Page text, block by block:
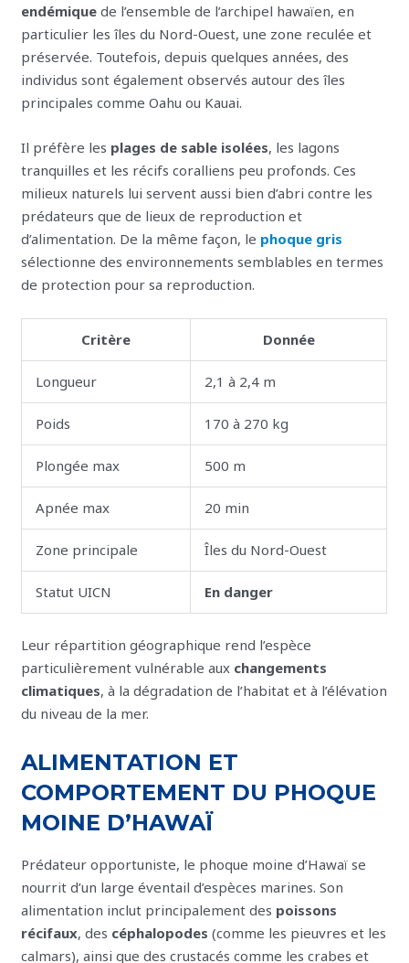
endémique de l’ensemble de l’archipel hawaïen, en
particulier les îles du Nord-Ouest, une zone reculée et
préservée. Toutefois, depuis quelques années, des
individus sont également observés autour des îles
principales comme Oahu ou Kauai.
Il préfère les plages de sable isolées, les lagons
tranquilles et les récifs coralliens peu profonds. Ces
milieux naturels lui servent aussi bien d’abri contre les
prédateurs que de lieux de reproduction et
d’alimentation. De la même façon, le phoque gris
sélectionne des environnements semblables en termes
de protection pour sa reproduction.
Critère Donnée
Longueur 2,1 à 2,4 m
Poids 170 à 270 kg
Plongée max 500 m
Apnée max 20 min
Zone principale Îles du Nord-Ouest
Statut UICN En danger
Leur répartition géographique rend l’espèce
particulièrement vulnérable aux changements
climatiques, à la dégradation de l’habitat et à l’élévation
du niveau de la mer.
ALIMENTATION ET
COMPORTEMENT DU PHOQUE
MOINE D’HAWAÏ
Prédateur opportuniste, le phoque moine d’Hawaï se
nourrit d’un large éventail d’espèces marines. Son
alimentation inclut principalement des poissons
récifaux, des céphalopodes (comme les pieuvres et les
calmars), ainsi que des crustacés comme les crabes et